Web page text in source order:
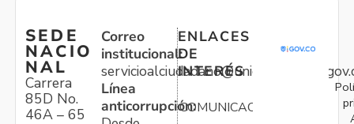
SEDE
NACIO
NAL
Carrera
85D No.
46A – 65
Correo
institucional:
Línea
anticorrupción:
ENLACES
DE
INTERÉS
COMUNICACIONES